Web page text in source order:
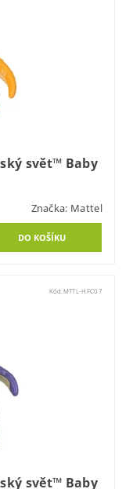
svět™ Baby
Značka: Mattel
Kód:MTTL-HFC07
svět™ Baby